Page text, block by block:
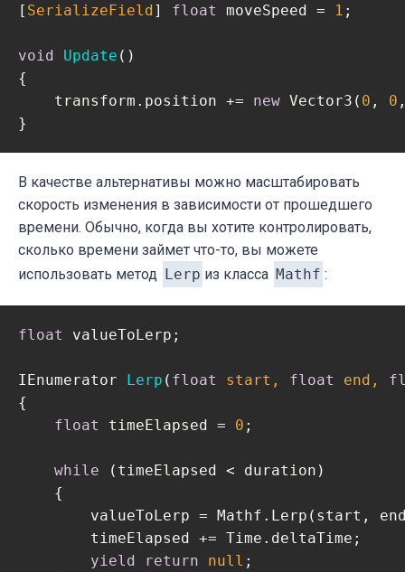
[ SerializeField] float moveSpeed = 1 ;
void Update ( )
{
    transform.position +=
new Vector3( 0 , 0
}
В качестве альтернативы можно масштабировать
скорость изменения в зависимости от прошедшего
времени. Обычно, когда вы хотите контролировать,
сколько времени займет что-то, вы можете
использовать метод Lerp из класса Mathf :
float valueToLerp;
IEnumerator Lerp ( float start, float end,
{
float
timeElapsed = 0 ;
while (timeElapsed < duration)
    {
valueToLerp = Mathf.Lerp(start,
        timeElapsed += Time.deltaTime;
yield
return null ;